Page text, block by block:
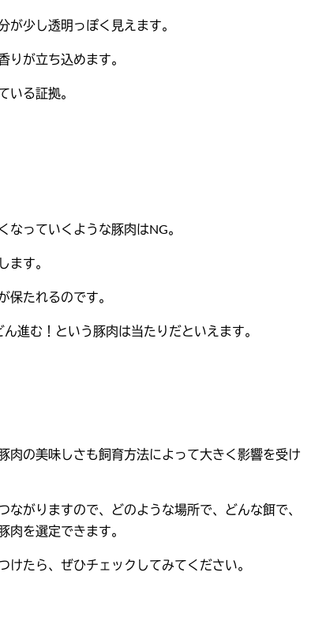
少し透明っぽく見えます。
りが立ち込めます。
いる証拠。
っていくような豚肉はNG。
ます。
保たれるのです。
進む！という豚肉は当たりだといえます。
肉の美味しさも飼育方法によって大きく影響を受け
がりますので、どのような場所で、どんな餌で、
肉を選定できます。
たら、ぜひチェックしてみてください。